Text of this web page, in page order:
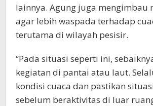
lainnya. Agung juga mengimbau
agar lebih waspada terhadap
terutama di wilayah pesisir.
“Pada situasi seperti ini,
kegiatan di pantai atau laut.
kondisi cuaca dan pastikan
sebelum beraktivitas di luar